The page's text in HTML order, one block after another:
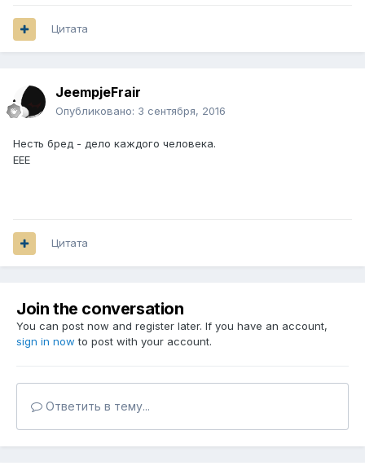
Цитата
JeempjeFrair
Опубликовано: 3 сентября, 2016
Несть бред - дело каждого человека.
ЕЕЕ
Цитата
Join the conversation
You can post now and register later. If you have an account,
sign in now to post with your account.
Ответить в тему...